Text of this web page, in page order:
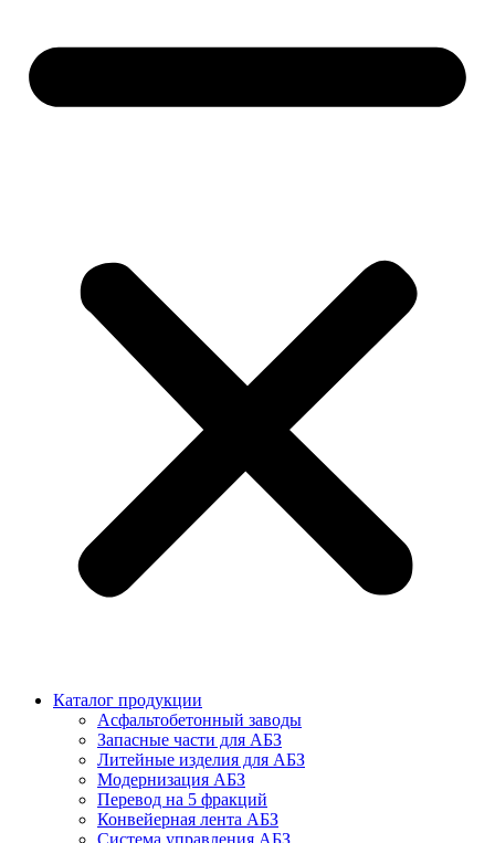
Каталог продукции
Асфальтобетонный заводы
Запасные части для АБЗ
Литейные изделия для АБЗ
Модернизация АБЗ
Перевод на 5 фракций
Конвейерная лента АБЗ
Система управления АБЗ